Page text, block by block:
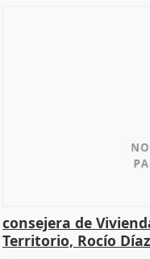
consejera de
Territorio, Rocío Díaz